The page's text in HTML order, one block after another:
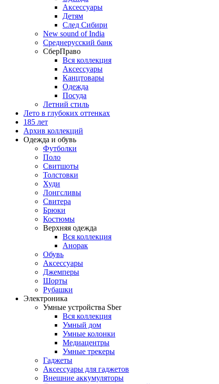
Аксессуары
Детям
След Сибири
New sound of India
Среднерусский банк
СберПраво
Вся коллекция
Аксессуары
Канцтовары
Одежда
Посуда
Летний стиль
Лето в глубоких оттенках
185 лет
Архив коллекций
Одежда и обувь
Футболки
Поло
Свитшоты
Толстовки
Худи
Лонгсливы
Свитера
Брюки
Костюмы
Верхняя одежда
Вся коллекция
Анорак
Обувь
Аксессуары
Джемперы
Шорты
Рубашки
Электроника
Умные устройства Sber
Вся коллекция
Умный дом
Умные колонки
Медиацентры
Умные трекеры
Гаджеты
Аксессуары для гаджетов
Внешние аккумуляторы